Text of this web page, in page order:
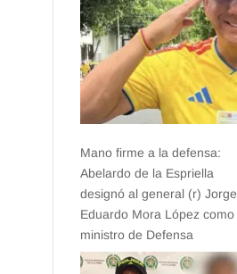
Mano firme a la defensa:
Abelardo de la Espriella
designó al general (r) Jorge
Eduardo Mora López como
ministro de Defensa